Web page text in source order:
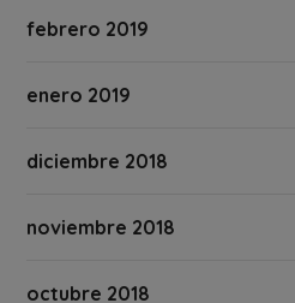
febrero 2019
enero 2019
diciembre 2018
noviembre 2018
octubre 2018